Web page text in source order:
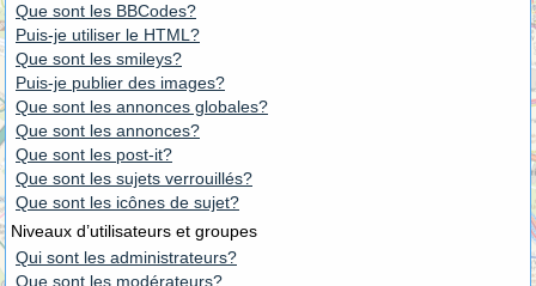
Que sont les BBCodes?
Puis-je utiliser le HTML?
Que sont les smileys?
Puis-je publier des images?
Que sont les annonces globales?
Que sont les annonces?
Que sont les post-it?
Que sont les sujets verrouillés?
Que sont les icônes de sujet?
Niveaux d’utilisateurs et groupes
Qui sont les administrateurs?
Que sont les modérateurs?